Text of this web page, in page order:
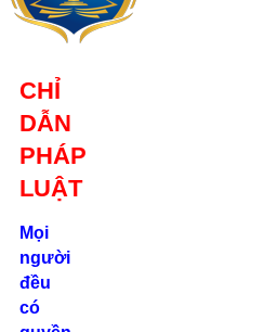
CHỈ
DẪN
PHÁP
LUẬT
Mọi
người
đều
có
Tin tức
Liên hệ
Số 24/2B
Đường Võ
Oanh, P. 25, Q.
Bình Thạnh, Tp.
Hồ Chí Minh
0862.000.639